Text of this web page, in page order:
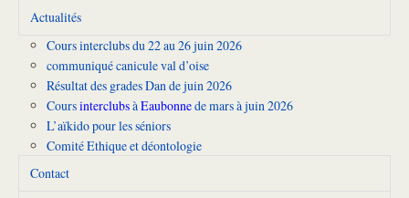
Actualités
Cours interclubs du 22 au 26 juin 2026
communiqué canicule val d’oise
Résultat des grades Dan de juin 2026
CoursinterclubsàEaubonnede mars à juin 2026
L’aïkido pour les séniors
Comité Ethique et déontologie
Contact